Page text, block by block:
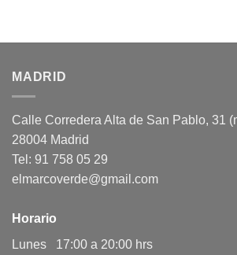
MADRID
Calle Corredera Alta de San Pablo, 31
28004 Madrid
Tel: 91 758 05 29
elmarcoverde@gmail.com
Horario
Lunes 17:00 a 20:00 hrs